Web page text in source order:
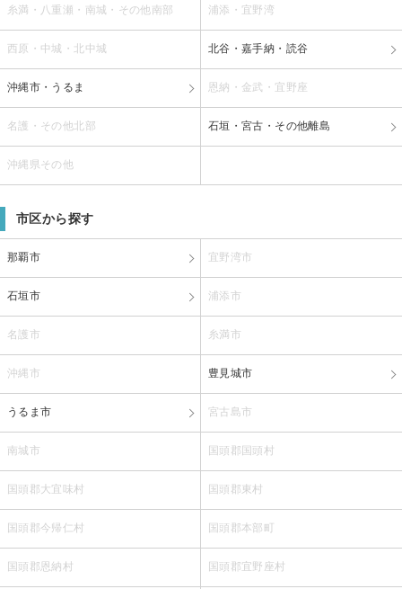
糸満・八重瀬・南城・その他南部 浦添・宜野湾
西原・中城・北中城 北谷・嘉手納・読谷
沖縄市・うるま 恩納・金武・宜野座
名護・その他北部 石垣・宮古・その他離島
沖縄県その他
市区から探す
那覇市 宜野湾市
石垣市 浦添市
名護市 糸満市
沖縄市 豊見城市
うるま市 宮古島市
南城市 国頭郡国頭村
国頭郡大宜味村 国頭郡東村
国頭郡今帰仁村 国頭郡本部町
国頭郡恩納村 国頭郡宜野座村